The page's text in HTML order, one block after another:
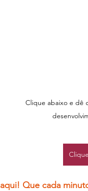
Clique abaixo e dê
Que cada